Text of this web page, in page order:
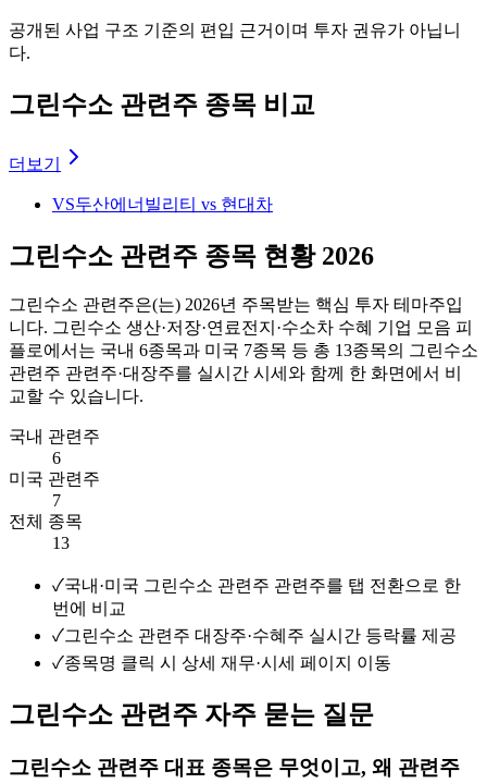
공개된 사업 구조 기준의 편입 근거이며 투자 권유가 아닙니
다.
그린수소 관련주 종목 비교
더보기
VS두산에너빌리티 vs 현대차
그린수소 관련주 종목 현황 2026
그린수소 관련주은(는) 2026년 주목받는 핵심 투자 테마주입
니다. 그린수소 생산·저장·연료전지·수소차 수혜 기업 모음 피
플로에서는 국내 6종목과 미국 7종목 등 총 13종목의 그린수소
관련주 관련주·대장주를 실시간 시세와 함께 한 화면에서 비
교할 수 있습니다.
국내 관련주
6
미국 관련주
7
전체 종목
13
✓국내·미국 그린수소 관련주 관련주를 탭 전환으로 한
번에 비교
✓그린수소 관련주 대장주·수혜주 실시간 등락률 제공
✓종목명 클릭 시 상세 재무·시세 페이지 이동
그린수소 관련주 자주 묻는 질문
그린수소 관련주 대표 종목은 무엇이고, 왜 관련주